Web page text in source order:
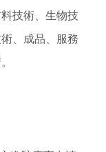
技術、生物技
、成品、服務